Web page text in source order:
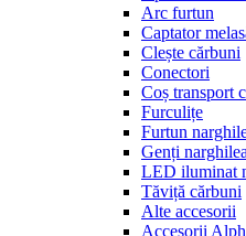
Arc furtun
Captator
Clește cărbuni
Conectori
Coș transport
Furculițe
Furtun
Genți
LED iluminat
Tăviță cărbuni
Alte accesorii
Accesorii